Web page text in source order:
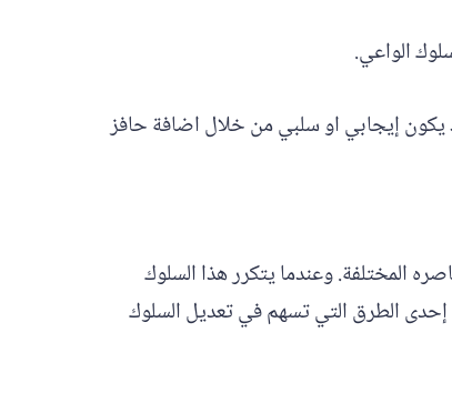
الواعي.
يكون إيجابي او سلبي من خلال اضافة حافز
المختلفة. وعندما يتكرر هذا السلوك
إحدى الطرق التي تسهم في تعديل السلوك